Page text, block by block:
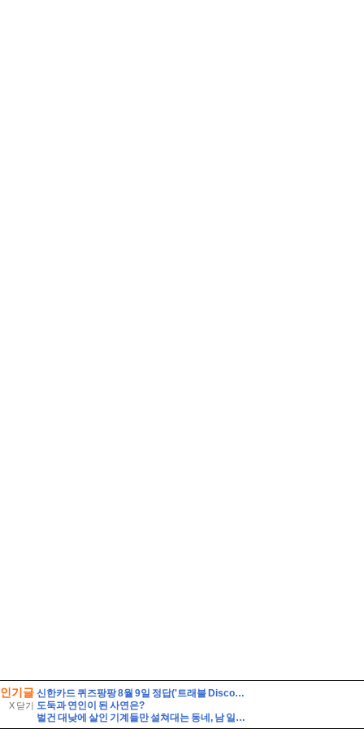
인기글
X 닫기
신한카드 퀴즈팡팡 8월 9일 정답('트래블 Discover-Day! 준비부터 설레는 여행 필수 아이템 특가전'에서 판매되는 특가 상품이 아닌 것은?)
도둑과 연인이 된 사연은?
벌건 대낮에 살인 기계들만 설쳐대는 동네, 남 일이 아닙니다